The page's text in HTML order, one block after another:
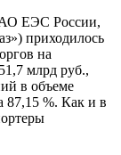
ЕЭС России,
приходилось
на
млрд руб.,
в объеме
87,15 %. Как и в